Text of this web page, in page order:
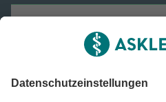
Asklepios Gruppe